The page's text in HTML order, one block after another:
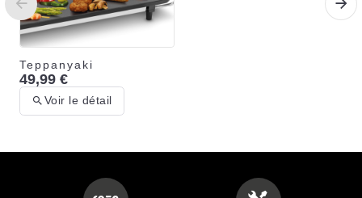
Teppanyaki
49,99 €
Voir le détail